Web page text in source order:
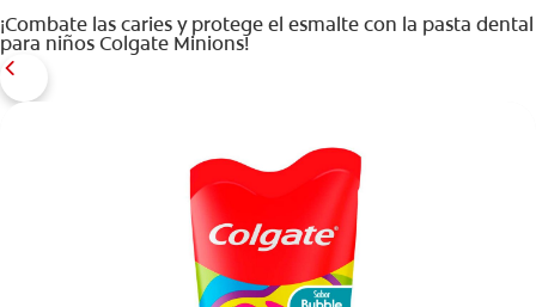
¡Combate las caries y protege el esmalte con la pasta dental
para niños Colgate Minions!